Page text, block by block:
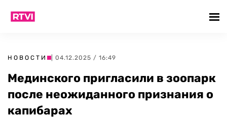
НОВОСТИ | 04.12.2025 / 16:49
Мединского пригласили в зоопарк
после неожиданного признания о
капибарах